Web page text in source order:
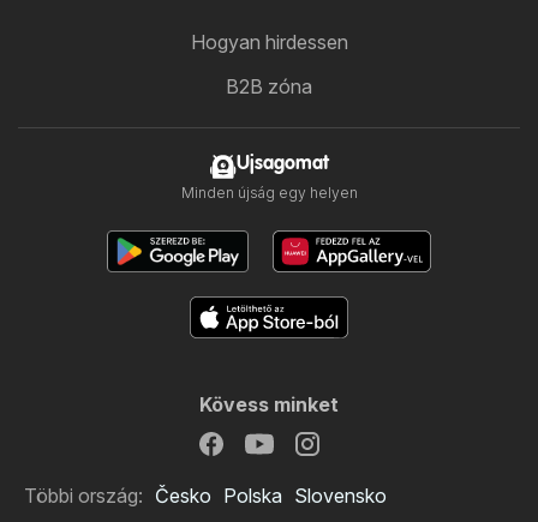
Hogyan hirdessen
B2B zóna
Ujsagomat
Minden újság egy helyen
Kövess minket
Többi ország: Česko Polska Slovensko